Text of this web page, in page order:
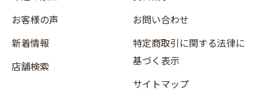
お客様の声
新着情報
店舗検索
お問い合わせ
特定商取引に関する法律に
基づく表示
サイトマップ